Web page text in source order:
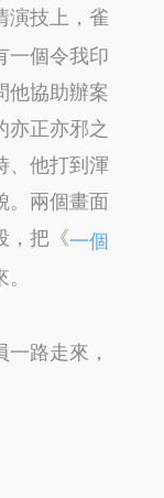
演技上，雀
一個令我印
他協助辦案
亦正亦邪之
、他打到渾
。兩個畫面
，把《一個
路走來，